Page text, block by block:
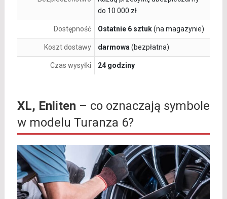
do 10 000 zł
Dostępność Ostatnie 6 sztuk(na magazynie)
Koszt dostawy darmowa (bezpłatna)
Czas wysyłki 24 godziny
XL, Enliten – co oznaczają symbole
w modelu Turanza 6?